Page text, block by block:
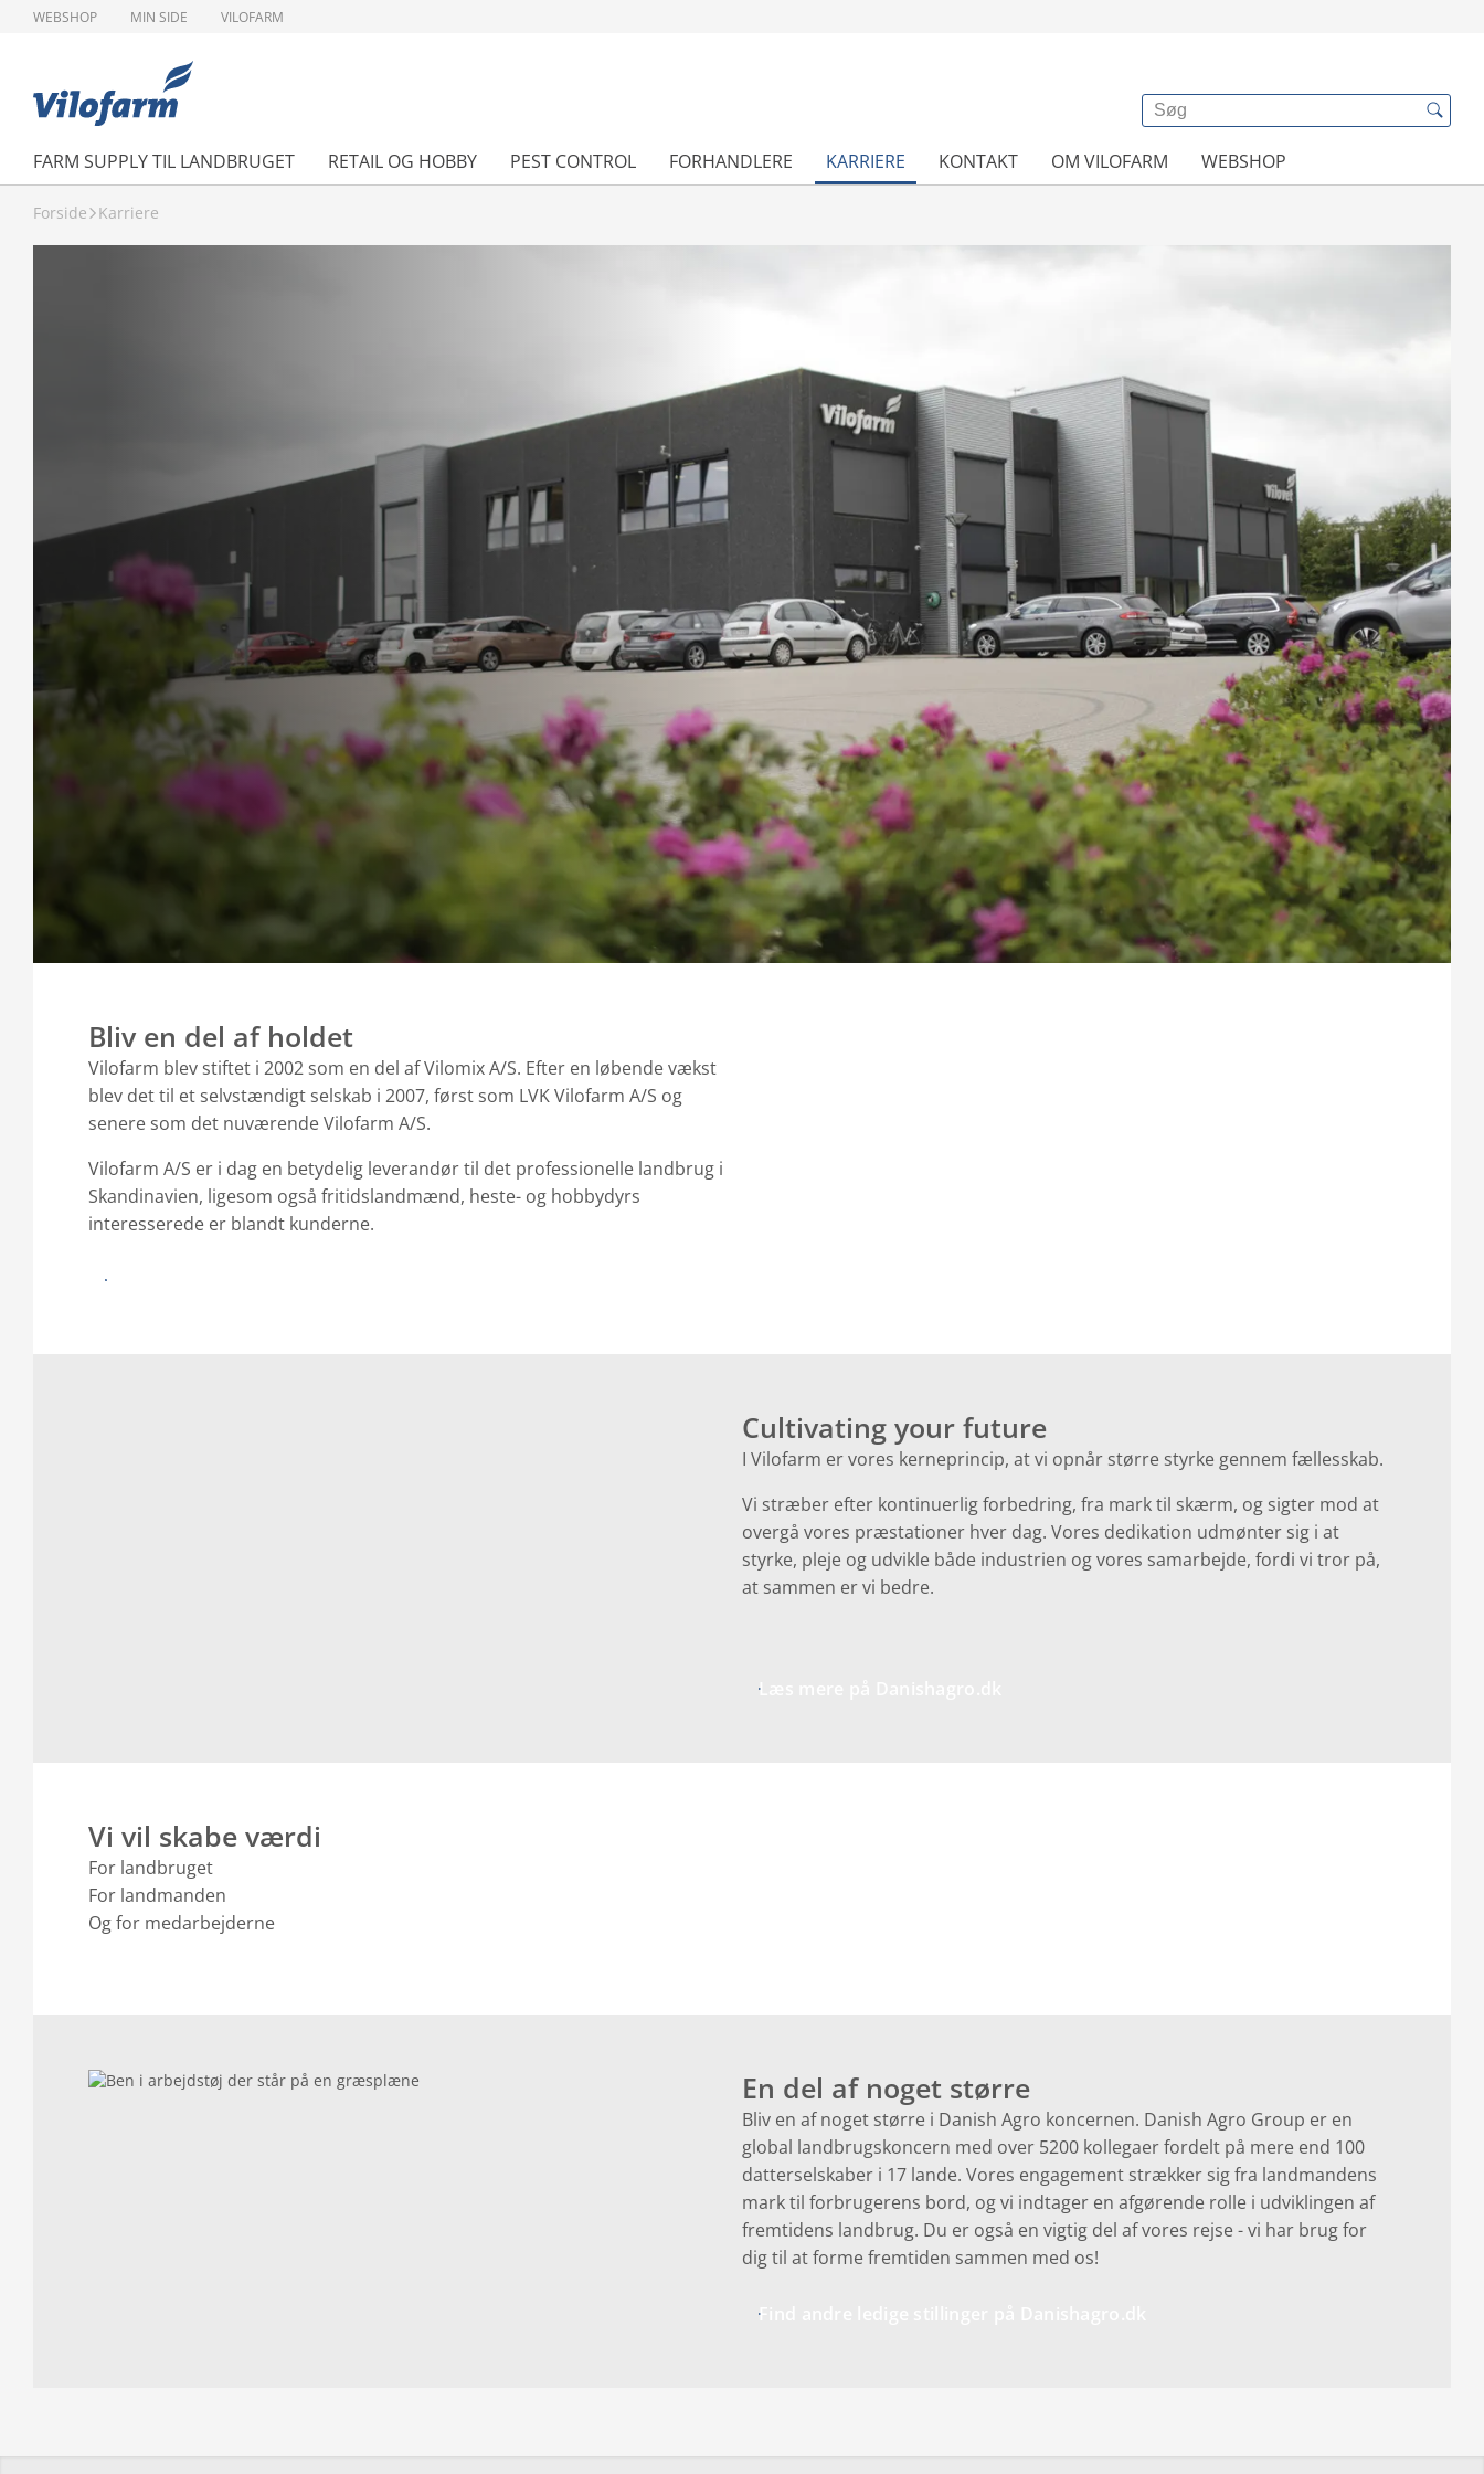
WEBSHOP MIN SIDE VILOFARM
FARM SUPPLY TIL LANDBRUGET RETAIL OG HOBBY PEST CONTROL FORHANDLERE KARRIERE KONTAKT OM VILOFARM WEBSHOP
Forside Karriere
Bliv en del af holdet
Vilofarm blev stiftet i 2002 som en del af Vilomix A/S. Efter en løbende vækst
blev det til et selvstændigt selskab i 2007, først som LVK Vilofarm A/S og
senere som det nuværende Vilofarm A/S.
Vilofarm A/S er i dag en betydelig leverandør til det professionelle landbrug i
Skandinavien, ligesom også fritidslandmænd, heste- og hobbydyrs
interesserede er blandt kunderne.
Se ledige stillinger i Vilofarm
Cultivating your future
I Vilofarm er vores kerneprincip, at vi opnår større styrke gennem fællesskab.
Vi stræber efter kontinuerlig forbedring, fra mark til skærm, og sigter mod at
overgå vores præstationer hver dag. Vores dedikation udmønter sig i at
styrke, pleje og udvikle både industrien og vores samarbejde, fordi vi tror på,
at sammen er vi bedre.
Læs mere på Danishagro.dk
Vi vil skabe værdi
For landbruget
For landmanden
Og for medarbejderne
En del af noget større
Bliv en af noget større i Danish Agro koncernen. Danish Agro Group er en
global landbrugskoncern med over 5200 kollegaer fordelt på mere end 100
datterselskaber i 17 lande. Vores engagement strækker sig fra landmandens
mark til forbrugerens bord, og vi indtager en afgørende rolle i udviklingen af
fremtidens landbrug. Du er også en vigtig del af vores rejse - vi har brug for
dig til at forme fremtiden sammen med os!
Find andre ledige stillinger på Danishagro.dk